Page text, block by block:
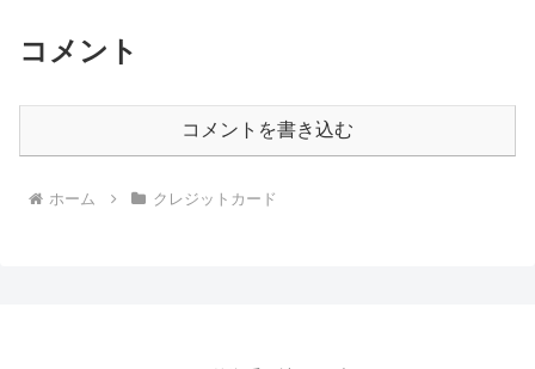
コメント
コメントを書き込む
ホーム クレジットカード